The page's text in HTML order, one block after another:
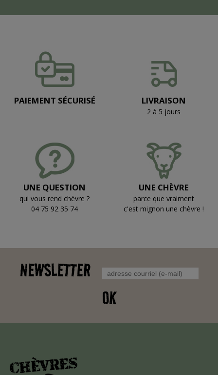
PAIEMENT SÉCURISÉ LIVRAISON
2 à 5 jours
UNE QUESTION
qui vous rend chèvre ?
04 75 92 35 74
UNE CHÈVRE
parce que vraiment
c'est mignon une chèvre !
NEWSLETTER
OK